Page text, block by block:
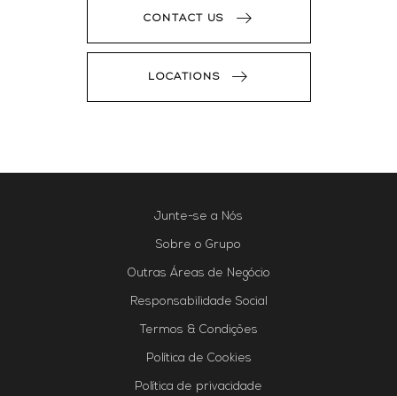
CONTACT US
LOCATIONS
Junte-se a Nós
Sobre o Grupo
Outras Áreas de Negócio
Responsabilidade Social
Termos & Condições
Política de Cookies
Política de privacidade